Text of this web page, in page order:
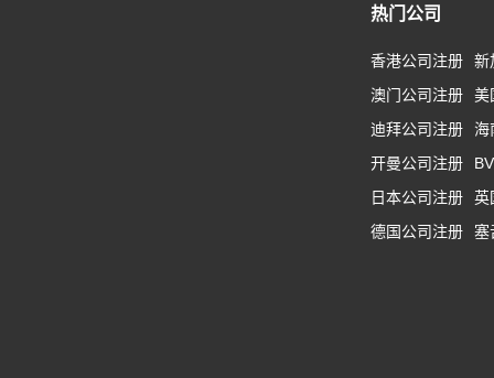
热门公司
香港公司注册
新
澳门公司注册
美
迪拜公司注册
海
开曼公司注册
日本公司注册
英
德国公司注册
塞